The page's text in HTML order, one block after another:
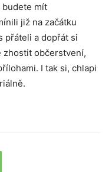
budete mít
již na začátku
přáteli a dopřát si
zhostit občerstvení,
I tak si, chlapi